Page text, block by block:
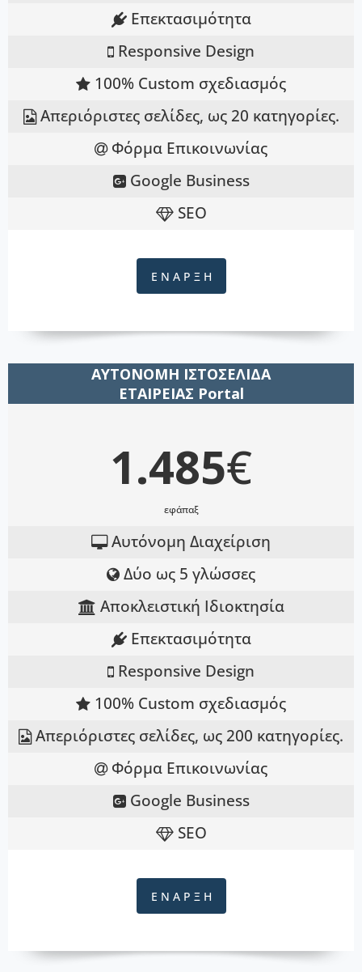
Επεκτασιμότητα
Responsive Design
100% Custom σχεδιασμός
Απεριόριστες σελίδες, ως 20 κατηγορίες.
Φόρμα Επικοινωνίας
Google Business
SEO
Ε Ν Α Ρ Ξ Η
ΑΥΤΟΝΟΜΗ ΙΣΤΟΣΕΛΙΔΑ
ΕΤΑΙΡΕΙΑΣ Portal
1.485€
εφάπαξ
Αυτόνομη Διαχείριση
Δύο ως 5 γλώσσες
Αποκλειστική Ιδιοκτησία
Επεκτασιμότητα
Responsive Design
100% Custom σχεδιασμός
Απεριόριστες σελίδες, ως 200 κατηγορίες.
Φόρμα Επικοινωνίας
Google Business
SEO
Ε Ν Α Ρ Ξ Η